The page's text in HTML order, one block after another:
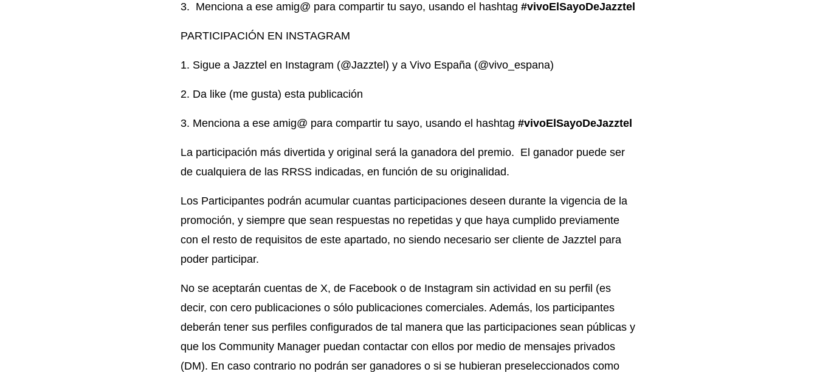
3. Menciona a ese amig@ para compartir tu sayo, usando el hashtag #vivoElSayoDeJazztel
PARTICIPACIÓN EN INSTAGRAM
1. Sigue a Jazztel en Instagram (@Jazztel) y a Vivo España (@vivo_espana)
2. Da like (me gusta) esta publicación
3. Menciona a ese amig@ para compartir tu sayo, usando el hashtag #vivoElSayoDeJazztel
La participación más divertida y original será la ganadora del premio. El ganador puede ser
de cualquiera de las RRSS indicadas, en función de su originalidad.
Los Participantes podrán acumular cuantas participaciones deseen durante la vigencia de la
promoción, y siempre que sean respuestas no repetidas y que haya cumplido previamente
con el resto de requisitos de este apartado, no siendo necesario ser cliente de Jazztel para
poder participar.
No se aceptarán cuentas de X, de Facebook o de Instagram sin actividad en su perfil (es
decir, con cero publicaciones o sólo publicaciones comerciales. Además, los participantes
deberán tener sus perfiles configurados de tal manera que las participaciones sean públicas y
que los Community Manager puedan contactar con ellos por medio de mensajes privados
(DM). En caso contrario no podrán ser ganadores o si se hubieran preseleccionados como